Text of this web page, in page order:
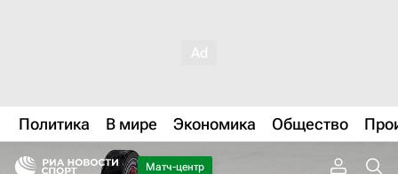
Политика В мире Экономика Общество
Матч-центр